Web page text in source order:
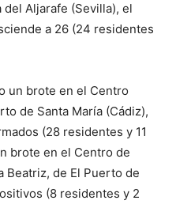
Aljarafe (Sevilla), el
a 26 (24 residentes
un brote en el Centro
de Santa María (Cádiz),
(28 residentes y 11
brote en el Centro de
Beatriz, de El Puerto de
(8 residentes y 2